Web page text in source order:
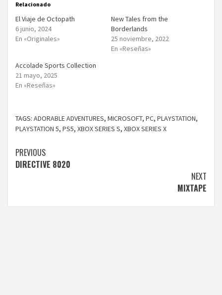
Relacionado
El Viaje de Octopath
6 junio, 2024
En «Originales»
New Tales from the
Borderlands
25 noviembre, 2022
En «Reseñas»
Accolade Sports Collection
21 mayo, 2025
En «Reseñas»
TAGS: ADORABLE ADVENTURES, MICROSOFT, PC, PLAYSTATION,
PLAYSTATION 5, PS5, XBOX SERIES S, XBOX SERIES X
Continue
Reading
PREVIOUS
DIRECTIVE 8020
NEXT
MIXTAPE